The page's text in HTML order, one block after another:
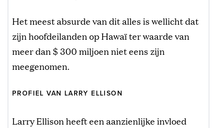
Het meest absurde van dit alles is wellicht dat
zijn hoofdeilanden op Hawaï ter waarde van
meer dan $ 300 miljoen niet eens zijn
meegenomen.
PROFIEL VAN LARRY ELLISON
Larry Ellison heeft een aanzienlijke invloed